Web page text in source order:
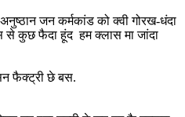
जन कर्मकांड को क्वी गोरख-धंदा
से कुछ फैदा हूंद हम क्लास मा जांदा
फैक्ट्री छे बस.